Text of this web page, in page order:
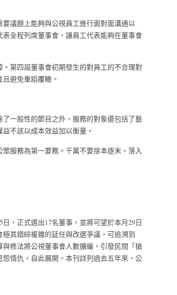
議題上能夠與公視員工進行面對面溝通以
全程列席董事會，讓員工代表能夠在董事會
第四屆董事會初期發生的對員工的不合理對
避免重蹈覆轍。
一般性的節目之外，服務的對象還包括了藝
不該以成本效益加以衡量。
服務為第一要務。千萬不要捨本逐末，落入
，正式選出17名董事，並將可望於本月29日
其錯綜複雜的延任與改選爭議，可追溯到
修法將公視董事會人數擴編，引發民間「搶
情仇，自此展開。本刊詳列過去五年來，公